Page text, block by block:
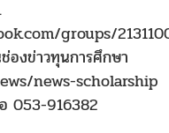
groups/
องข่าวทุนการศึกษา
news-scholarship
053-916382